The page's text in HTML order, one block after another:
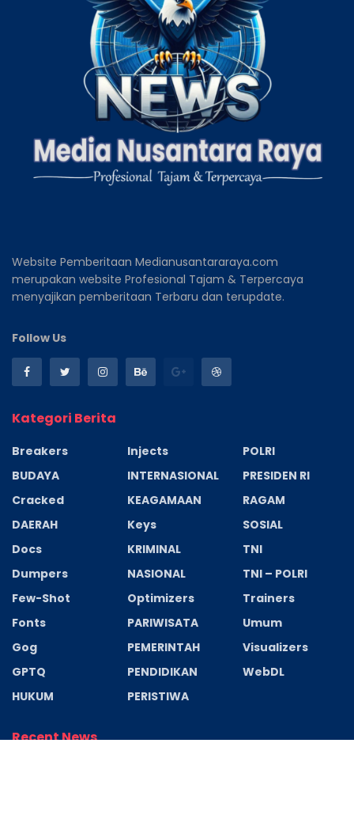
Website Pemberitaan Medianusantararaya.com
merupakan website Profesional Tajam & Terpercaya
menyajikan pemberitaan Terbaru dan terupdate.
Follow Us
Kategori Berita
Breakers
BUDAYA
Cracked
DAERAH
Docs
Dumpers
Few-Shot
Fonts
Gog
GPTQ
HUKUM
Injects
INTERNASIONAL
KEAGAMAAN
Keys
KRIMINAL
NASIONAL
Optimizers
PARIWISATA
PEMERINTAH
PENDIDIKAN
PERISTIWA
POLRI
PRESIDEN RI
RAGAM
SOSIAL
TNI
TNI – POLRI
Trainers
Umum
Visualizers
WebDL
Recent News